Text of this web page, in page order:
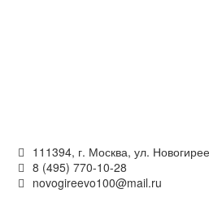
111394, г. Москва, ул.
8 (495) 770-10-28
novogireevo100@mail.ru